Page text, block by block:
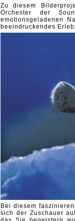
Zu diesem
Orchester der
emotionsgeladenen
beeindruckendes
Bei diesem
sich der Zuschauer